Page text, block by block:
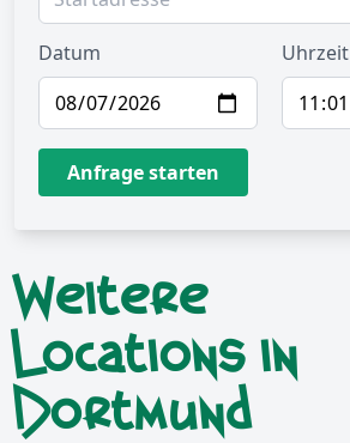
Datum Uhrzeit
Anfrage starten
Weitere
Locations in
Dortmund